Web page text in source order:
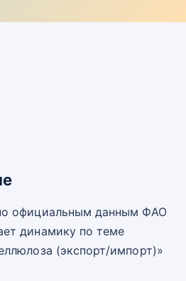
официальным данным ФАО
динамику по теме
(экспорт/импорт)»